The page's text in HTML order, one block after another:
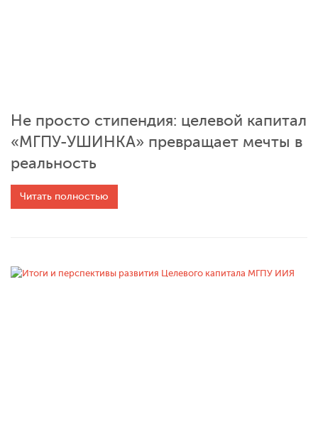
Не просто стипендия: целевой капитал
«МГПУ-УШИНКА» превращает мечты в
реальность
Читать полностью